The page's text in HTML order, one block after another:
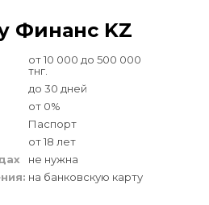
Финанс KZ
от 10 000 до 500 000
тнг.
до 30 дней
от 0%
Паспорт
от 18 лет
не нужна
на банковскую карту